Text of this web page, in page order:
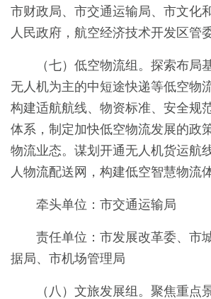
市财政局、市交通运输局、市文化
人民政府，航空经济技术开发区管
（七）低空物流组。探索布局
无人机为主的中短途快递等低空物
构建适航航线、物资标准、安全规
体系，制定加快低空物流发展的政
物流业态。谋划开通无人机货运航
人物流配送网，构建低空智慧物流
牵头单位：市交通运输局
责任单位：市发展改革委、市
据局、市机场管理局
（八）文旅发展组。聚焦重点